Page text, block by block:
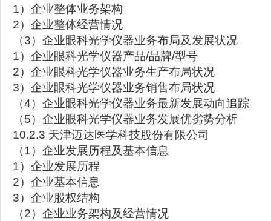
1）企业整体业务架构
2）企业整体经营情况
（3）企业眼科光学仪器业务布局及发展状况
1）企业眼科光学仪器产品/品牌/型号
2）企业眼科光学仪器业务生产布局状况
3）企业眼科光学仪器业务销售布局状况
（4）企业眼科光学仪器业务最新发展动向追踪
（5）企业眼科光学仪器业务发展优劣势分析
10.2.3 天津迈达医学科技股份有限公司
（1）企业发展历程及基本信息
1）企业发展历程
2）企业基本信息
3）企业股权结构
（2）企业业务架构及经营情况